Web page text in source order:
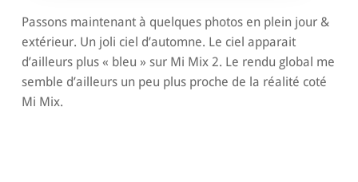
Passons maintenant à quelques photos en plein jour &
extérieur. Un joli ciel d’automne. Le ciel apparait
d’ailleurs plus « bleu » sur Mi Mix 2. Le rendu global me
semble d’ailleurs un peu plus proche de la réalité coté
Mi Mix.